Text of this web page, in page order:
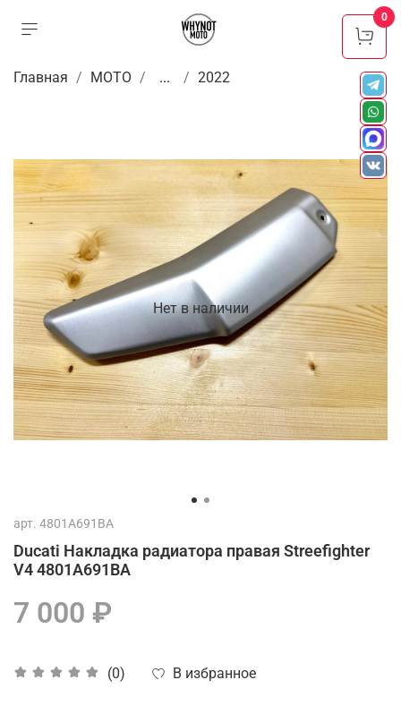
Главная МОТО ... 2022
Нет в наличии
арт. 4801A691BA
Ducati Накладка радиатора правая Streefighter
V4 4801A691BA
(0) В избранное
7 000 ₽
0